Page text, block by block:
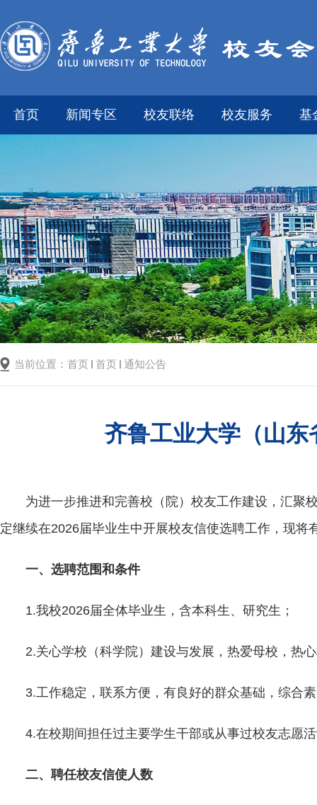
首页 新闻专区 校友联络 校友服务 基
当前位置： 首页 首页 通知公告
齐鲁工业大学（山
为进一步推进和完善校（院）校友工作建设，汇聚
定继续在2026届毕业生中开展校友信使选聘工作，现将
一、选聘范围和条件
1.我校2026届全体毕业生，含本科生、研究生；
2.关心学校（科学院）建设与发展，热爱母校，热
3.工作稳定，联系方便，有良好的群众基础，综合
4.在校期间担任过主要学生干部或从事过校友志愿
二、聘任校友信使人数